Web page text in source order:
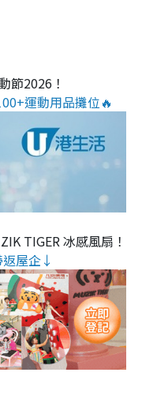
節2026！
運動用品攤位🔥
TIGER 冰感風扇！
屋企↓